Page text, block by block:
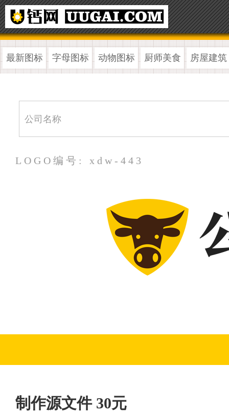
最新图标 字母图标 动物图标 厨师美食 房屋建筑
LOGO编号: xdw-443
制作源文件 30元